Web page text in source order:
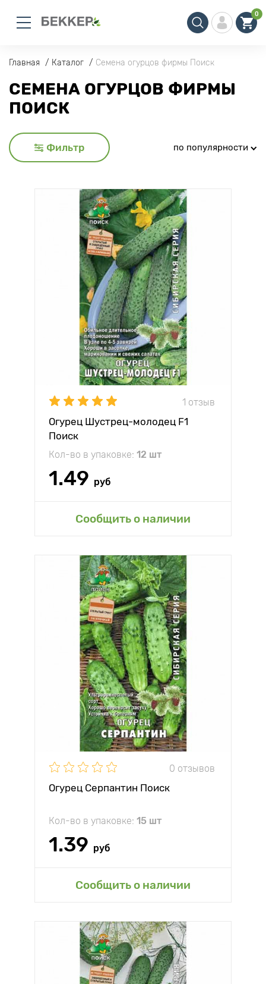
0
Главная Каталог Семена огурцов фирмы Поиск
СЕМЕНА ОГУРЦОВ ФИРМЫ
ПОИСК
Фильтр по популярности
1 отзыв
Огурец Шустрец-молодец F1
Поиск
Кол-во в упаковке: 12 шт
1.49 руб
Сообщить о наличии
0 отзывов
Огурец Серпантин Поиск
Кол-во в упаковке: 15 шт
1.39 руб
Сообщить о наличии